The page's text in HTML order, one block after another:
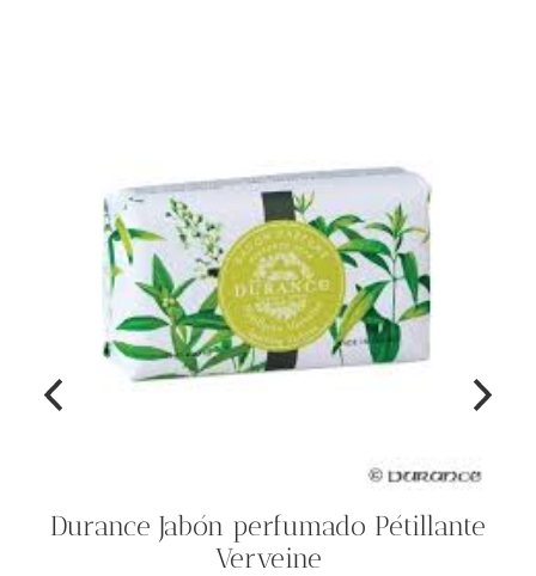
Durance Jabón perfumado Pétillante
Verveine